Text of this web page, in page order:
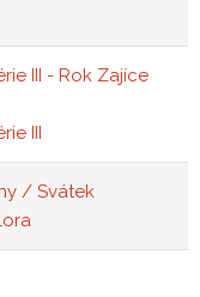
III - Rok Zajíce
III
/ Svátek